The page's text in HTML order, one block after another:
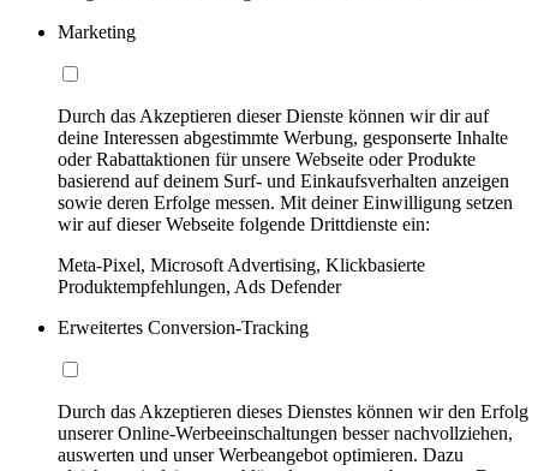
Marketing
Durch das Akzeptieren dieser Dienste können wir dir auf
deine Interessen abgestimmte Werbung, gesponserte Inhalte
oder Rabattaktionen für unsere Webseite oder Produkte
basierend auf deinem Surf- und Einkaufsverhalten anzeigen
sowie deren Erfolge messen. Mit deiner Einwilligung setzen
wir auf dieser Webseite folgende Drittdienste ein:
Meta-Pixel, Microsoft Advertising, Klickbasierte
Produktempfehlungen, Ads Defender
Erweitertes Conversion-Tracking
Durch das Akzeptieren dieses Dienstes können wir den Erfolg
unserer Online-Werbeeinschaltungen besser nachvollziehen,
auswerten und unser Werbeangebot optimieren. Dazu